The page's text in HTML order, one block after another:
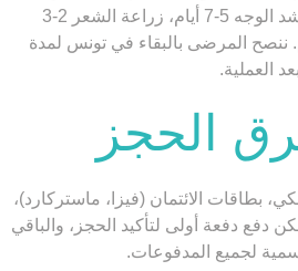
أيام، تكبير الثدي 3-5 أيام، شد الوجه 5-7 أيام، زراعة الشعر 2-3
تكميم المعدة 3-5 أيام. ننصح المرضى بالبقاء في تونس لمدة
العملية.
الحجز
بطاقات الائتمان (فيزا، ماستركارد)،
دفع دفعة أولى لتأكيد الحجز، والباقي
لجميع المدفوعات.